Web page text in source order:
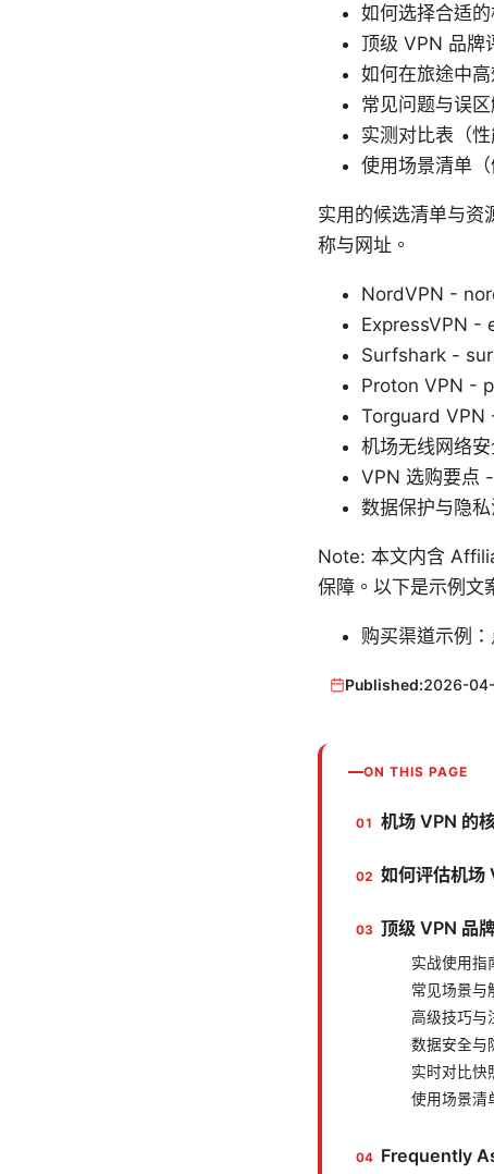
如何选择合适的
顶级 VPN 品牌
如何在旅途中
常见问题与误
实测对比表（性
使用场景清单（
实用的候选清单与资
称与网址。
NordVPN -
ExpressVPN -
Surfshark -
Proton VPN -
Torguard
机场无线网络
VPN 选购要点
数据保护与隐
Note: 本文内含
保障。以下是示例文
购买渠道示例
Published:2026-
ON THIS PAGE
机场 VPN 的
如何评估机场
顶级 VPN 品
实战使用指
常见场景与
高级技巧与
数据安全与
实时对比快
使用场景清
Frequently